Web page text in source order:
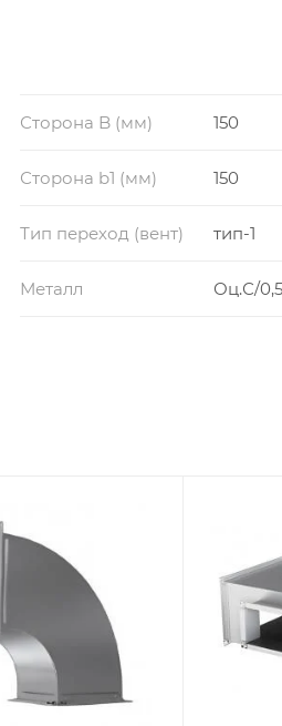
Сторона B (мм) 150
Сторона b1 (мм) 150
Тип переход (вент) тип-1
Металл Оц.С/